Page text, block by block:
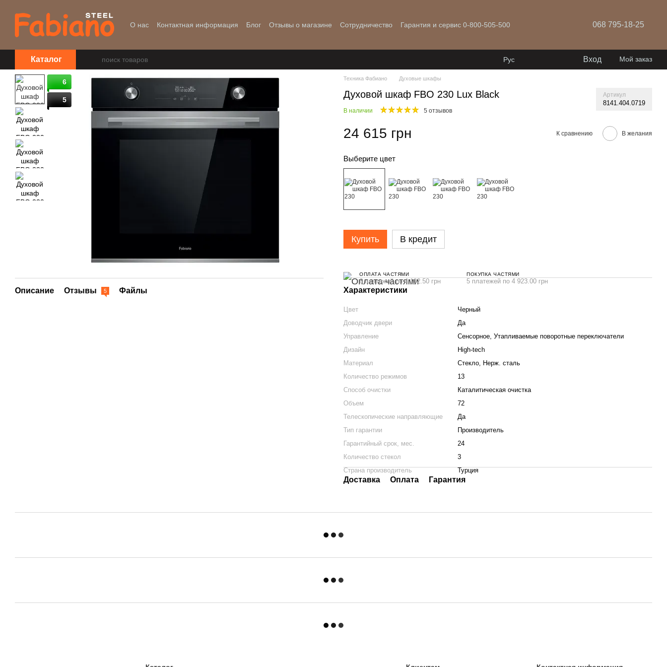
О нас Контактная информация Блог Отзывы о магазине Сотрудничество
Гарантия и сервис 0-800-505-500
068 795-18-25
Каталог Рус Вход Мой заказ
6
5
Описание Отзывы 5 Файлы
Техника Фабиано Духовые шкафы
Духовой шкаф FBO 230 Lux Black Артикул
8141.404.0719
В наличии 5 отзывов
24 615 грн К сравнению В желания
Выберите цвет
Купить В кредит
ОПЛАТА ЧАСТЯМИ
6 платежей по 4 102.50 грн
ПОКУПКА ЧАСТЯМИ
5 платежей по 4 923.00 грн
Характеристики
Цвет
Черный
Доводчик двери
Да
Управление
Сенсорное, Утапливаемые поворотные переключатели
Дизайн
High-tech
Материал
Стекло, Нерж. сталь
Количество режимов
13
Способ очистки
Каталитическая очистка
Объем
72
Телескопические направляющие
Да
Тип гарантии
Производитель
Гарантийный срок, мес.
24
Количество стекол
3
Страна производитель
Турция
Доставка Оплата Гарантия